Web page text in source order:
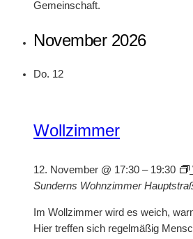
Gemeinschaft.
November 2026
Do. 12
Wollzimmer
12. November @ 17:30 – 19:30
Sunderns Wohnzimmer
Im Wollzimmer wird es weich,
Hier treffen sich regelmäßig